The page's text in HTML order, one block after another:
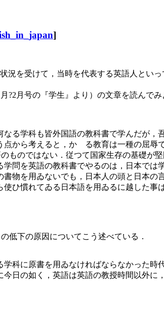
]
を受けて，当時を代表する英語人とい
?2月号の『学生』より）の文章を読んで
る学科も皆外国語の教科書で学んだが，
から考えると，かゝる教育は一種の屈辱
ものではない．従つて国家生存の基礎が堅
問を英語の教科書でやるのは，日本では
物を用ゐないでも，日本人の頭と日本の
ひ慣れてゐる日本語を用ゐるに越した事
低下の原因についてこう述べている．
科に原書を用ゐなければならなかった時
日の如く，英語は英語の教授時間以外に